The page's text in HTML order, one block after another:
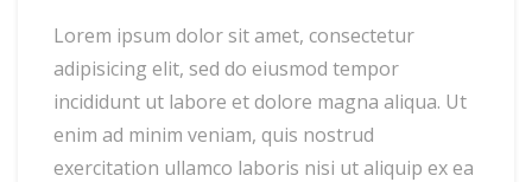
Lorem ipsum dolor sit amet, consectetur
adipisicing elit, sed do eiusmod tempor
incididunt ut labore et dolore magna aliqua. Ut
enim ad minim veniam, quis nostrud
exercitation ullamco laboris nisi ut aliquip ex ea